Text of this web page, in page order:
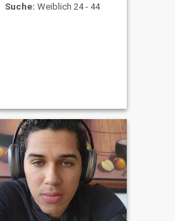
Suche: Weiblich 24 - 44